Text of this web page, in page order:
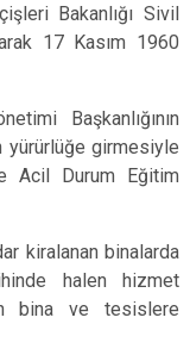
Bakanlığı Sivil
17 Kasım 1960
Başkanlığının
yürürlüğe girmesiyle
Acil Durum Eğitim
kiralanan binalarda
halen hizmet
bina ve tesislere